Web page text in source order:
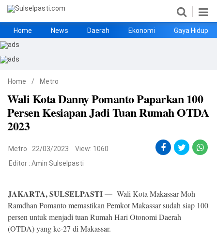
Home
News
Daerah
Ekonomi
Gaya Hidup
Kesehatan
Metro
Nasional
Hukrim
Olahraga
Politik
UMKM
Opini
Sulselpasti.com
.
All
Right
Reserved
Home News Daerah Ekonomi Gaya Hidup
Home / Metro
Wali Kota Danny Pomanto Paparkan 100
Persen Kesiapan Jadi Tuan Rumah OTDA
2023
Metro 22/03/2023
View: 1060
Editor : Amin Sulselpasti
JAKARTA, SULSELPASTI — Wali Kota Makassar Moh
Ramdhan Pomanto memastikan Pemkot Makassar sudah siap 100
persen untuk menjadi tuan Rumah Hari Otonomi Daerah
(OTDA) yang ke-27 di Makassar.